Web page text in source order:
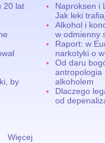
20 lat
by
Więcej
Naproksen i
Jak leki
Alkohol i
w odmienny
Raport: w
narkotyki o
Od daru
antropologia
alkoholem
Dlaczego
od